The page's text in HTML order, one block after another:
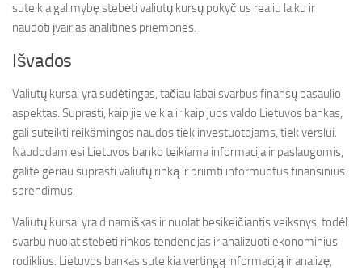
suteikia galimybę stebėti valiutų kursų pokyčius realiu laiku ir
naudoti įvairias analitines priemones.
Išvados
Valiutų kursai yra sudėtingas, tačiau labai svarbus finansų pasaulio
aspektas. Suprasti, kaip jie veikia ir kaip juos valdo Lietuvos bankas,
gali suteikti reikšmingos naudos tiek investuotojams, tiek verslui.
Naudodamiesi Lietuvos banko teikiama informacija ir paslaugomis,
galite geriau suprasti valiutų rinką ir priimti informuotus finansinius
sprendimus.
Valiutų kursai yra dinamiškas ir nuolat besikeičiantis veiksnys, todėl
svarbu nuolat stebėti rinkos tendencijas ir analizuoti ekonominius
rodiklius. Lietuvos bankas suteikia vertingą informaciją ir analizę,